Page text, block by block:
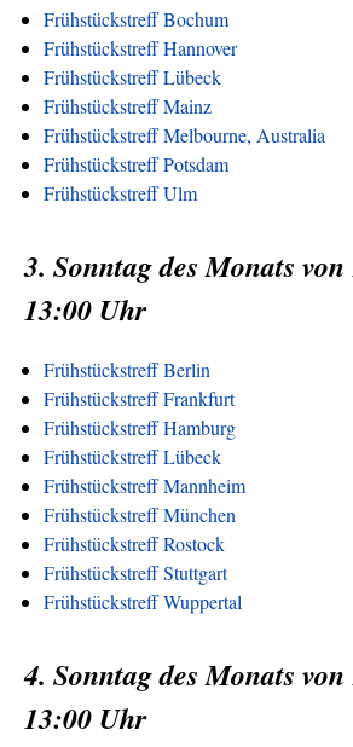
Frühstückstreff Bochum
Frühstückstreff Hannover
Frühstückstreff Lübeck
Frühstückstreff Mainz
Frühstückstreff Melbourne, Australia
Frühstückstreff Potsdam
Frühstückstreff Ulm
3. Sonntag des Monats
13:00 Uhr
Frühstückstreff Berlin
Frühstückstreff Frankfurt
Frühstückstreff Hamburg
Frühstückstreff Lübeck
Frühstückstreff Mannheim
Frühstückstreff München
Frühstückstreff Rostock
Frühstückstreff Stuttgart
Frühstückstreff Wuppertal
4. Sonntag des Monats
13:00 Uhr